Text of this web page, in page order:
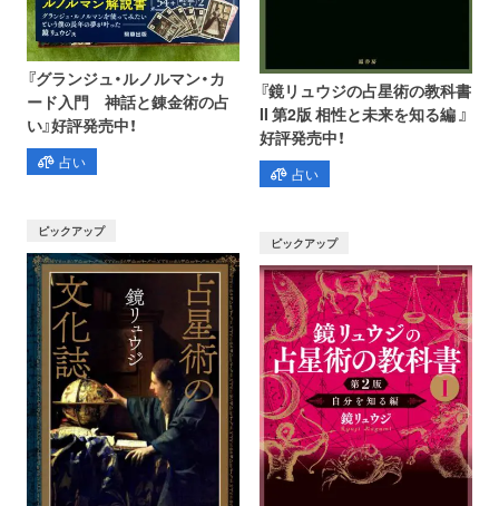
『グランジュ・ルノルマン・カ
ード入門 神話と錬金術の占
い』好評発売中！
占い
『鏡リュウジの占星術の教科書
II 第2版 相性と未来を知る編 』
好評発売中！
占い
ピックアップ
ピックアップ